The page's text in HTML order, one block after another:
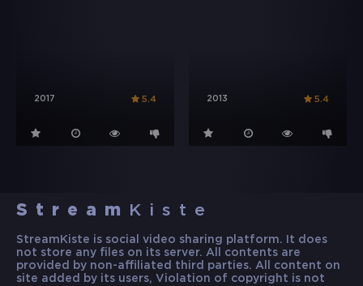
2017 5.4 2013 5.4
Stream Kiste
StreamKiste is social video sharing platform. It does
not store any files on its server. All contents are
provided by non-affiliated third parties. All content on
site added by its users, Violation of copyright is not